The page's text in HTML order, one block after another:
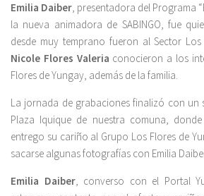
Emilia Daiber, presentadora del Programa
la nueva animadora de SABINGO, fue
desde muy temprano fueron al Sector
Nicole Flores Valeria conocieron a los
Flores de Yungay, además de la familia.
La jornada de grabaciones finalizó con un
Plaza Iquique de nuestra comuna,
entrego su cariño al Grupo Los Flores de
sacarse algunas fotografías con Emilia
Emilia Daiber, converso con el Portal